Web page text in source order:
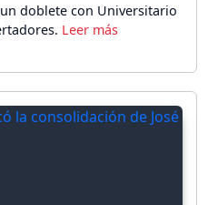
doblete con Universitario